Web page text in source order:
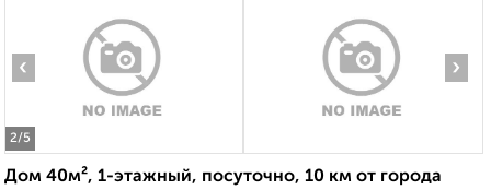
2/5
‹ ›
Дом 40м², 1-этажный, посуточно, 10 км от города